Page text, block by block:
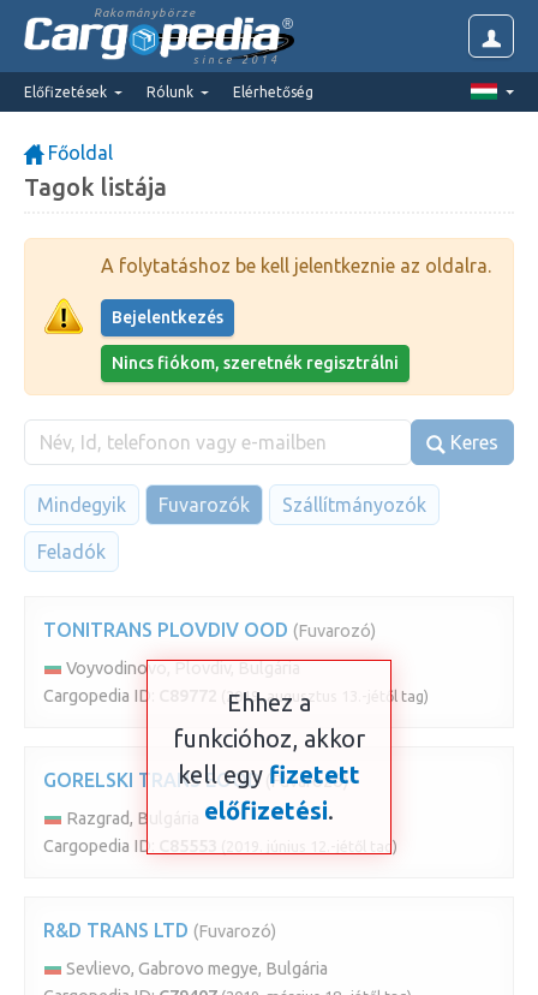
Rakománybörze
since 2014
Előfizetések Rólunk Elérhetőség
Főoldal
Tagok listája
A folytatáshoz be kell jelentkeznie az oldalra.
Bejelentkezés
Nincs fiókom, szeretnék regisztrálni
Keres
Mindegyik Fuvarozók Szállítmányozók
Feladók
TONITRANS PLOVDIV OOD (Fuvarozó)
Voyvodinovo, Plovdiv, Bulgária
Cargopedia ID:
(2019. augusztus 13.-jétől tag)
GORELSKI TRANS EOOD (Fuvarozó)
Razgrad, Bulgária
Cargopedia ID:
(2019. június 12.-jétől tag)
R&D TRANS LTD (Fuvarozó)
Sevlievo, Gabrovo megye, Bulgária
Ehhez a
funkcióhoz, akkor
kell egy fizetett
előfizetési.